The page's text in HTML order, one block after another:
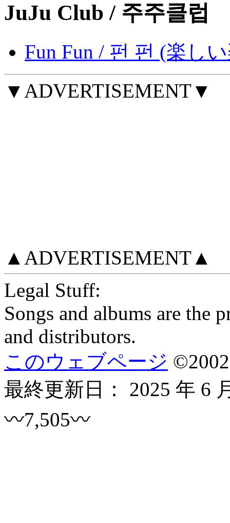
JuJu Club / 주주클럽
Fun Fun / 펀 펀 (楽し
▼ADVERTISEMENT▼
▲ADVERTISEMENT▲
Legal Stuff:
Songs and albums are the
and distributors.
このウェブページ ©2002
最終更新日： 2025 年 6
〰7,505〰